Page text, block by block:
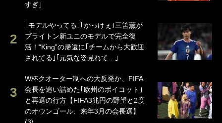
すぎ｣
｢モデルやってる｣｢かっけぇ｣三笘薫が
ブライトン新ユニのモデルで完全復
活！“King”の帰還に｢チームから大歓迎
されてる｣｢元気な姿見れて…｣
W杯クオーター制への大反発か、FIFA
会長を追い詰めた｢欧州のボイコット｣
と再選の行方【FIFA3兆円の野望と2度
のオウンゴール、来年3月の会長選】